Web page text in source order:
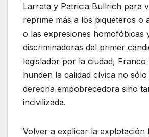
Larreta y Patricia Bullrich para
reprime más a los piqueteros o
o las expresiones homofóbicas
discriminadoras del primer
legislador por la ciudad, Franco
hunden la calidad cívica no
derecha empobrecedora sino
incivilizada.
Volver a explicar la explotación